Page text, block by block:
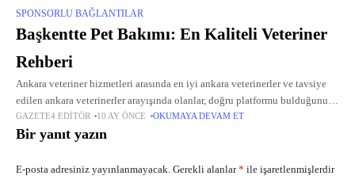
SPONSORLU BAĞLANTILAR
Başkentte Pet Bakımı: En Kaliteli Veteriner
Rehberi
Ankara veteriner hizmetleri arasında en iyi ankara veterinerler ve tavsiye
edilen ankara veterinerler arayışında olanlar, doğru platformu bulduğunuza
emin olabilirsiniz. Başkentteki yoğun yaşam temposunda, evcil
hayvanlarınızın ani sağlık sorunlarında hızlı
GAZETE4 EDITÖR 10 AY ÖNCE OKUMAYA DEVAM ET
Bir yanıt yazın
E-posta adresiniz yayınlanmayacak. Gerekli alanlar* ile işaretlenmişlerdir